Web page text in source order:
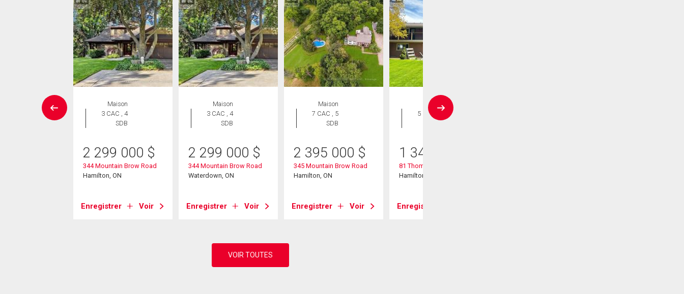
Maison
3 CAC , 4
SDB
2 299 000 $
344 Mountain Brow Road
Hamilton, ON
Enregistrer Voir
Maison
3 CAC , 4
SDB
2 299 000 $
344 Mountain Brow Road
Waterdown, ON
Enregistrer Voir
Maison
7 CAC , 5
SDB
2 395 000 $
345 Mountain Brow Road
Hamilton, ON
Enregistrer Voir
Maison
5 CAC , 2
1 349 900
81 Thomson Drive
Hamilton, ON
Enregistrer